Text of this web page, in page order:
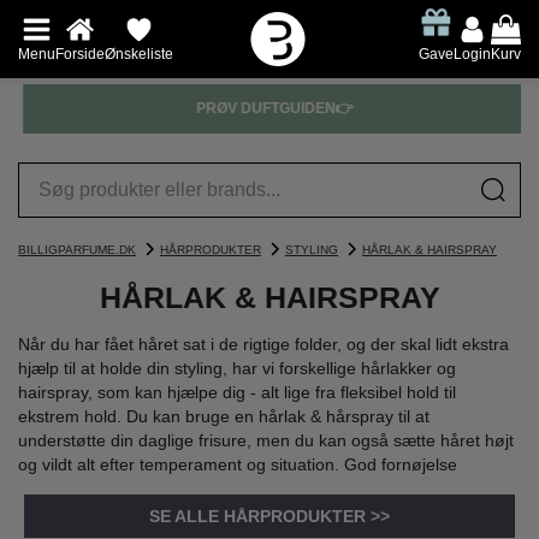
MenuForsideØnskeliste GaveLoginKurv
PRØV DUFTGUIDEN👉
BILLIGPARFUME.DK HÅRPRODUKTER STYLING HÅRLAK & HAIRSPRAY
HÅRLAK & HAIRSPRAY
Når du har fået håret sat i de rigtige folder, og der skal lidt ekstra
hjælp til at holde din styling, har vi forskellige hårlakker og
hairspray, som kan hjælpe dig - alt lige fra fleksibel hold til
ekstrem hold. Du kan bruge en hårlak & hårspray til at
understøtte din daglige frisure, men du kan også sætte håret højt
og vildt alt efter temperament og situation. God fornøjelse
SE ALLE HÅRPRODUKTER >>